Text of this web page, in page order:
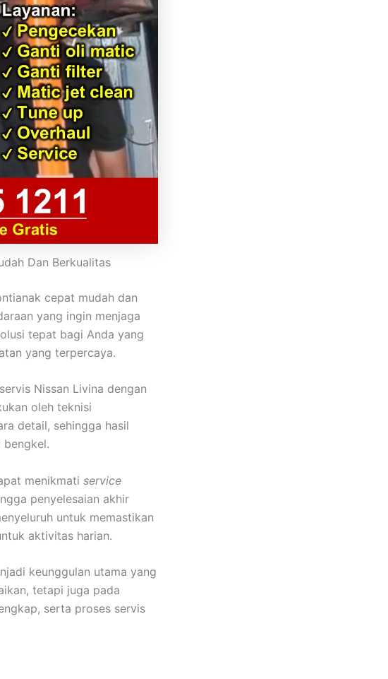
Dan Berkualitas
cepat mudah dan
yang ingin menjaga
tepat bagi Anda yang
yang terpercaya.
Nissan Livina dengan
oleh teknisi
detail, sehingga hasil
bengkel.
menikmati service
penyelesaian akhir
untuk memastikan
aktivitas harian.
keunggulan utama yang
tetapi juga pada
serta proses servis